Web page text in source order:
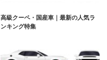
高級クーペ・国産車｜最新の人気ラ
ンキング特集